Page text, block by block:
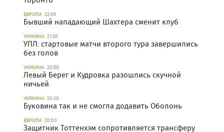
ЕВРОПА 22:05
Бывший нападающий Шахтера сменит клуб
УКРАИНА 21:30
УПЛ: стартовые матчи второго тура завершились
без голов
УКРАИНА 20:58
Левый Берег и Кудровка разошлись скучной
ничьей
УКРАИНА 20:30
Буковина так и не смогла додавить Оболонь
ЕВРОПА 20:00
Защитник Тоттенхэм сопротивляется трансферу